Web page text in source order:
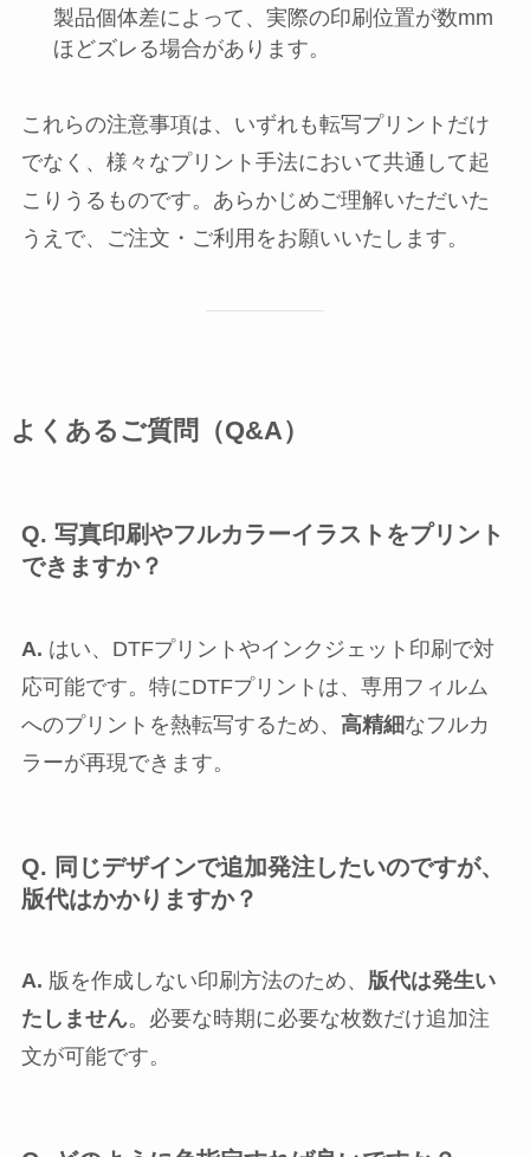
製品個体差によって、実際の印刷位置が数mm
ほどズレる場合があります。
これらの注意事項は、いずれも転写プリントだけ
でなく、様々なプリント手法において共通して起
こりうるものです。あらかじめご理解いただいた
うえで、ご注文・ご利用をお願いいたします。
よくあるご質問（Q&A）
Q. 写真印刷やフルカラーイラストをプリント
できますか？
A. はい、DTFプリントやインクジェット印刷で対
応可能です。特にDTFプリントは、専用フィルム
へのプリントを熱転写するため、 高精細なフルカ
ラーが再現できます。
Q. 同じデザインで追加発注したいのですが、
版代はかかりますか？
A. 版を作成しない印刷方法のため、 版代は発生い
たしません。必要な時期に必要な枚数だけ追加注
文が可能です。